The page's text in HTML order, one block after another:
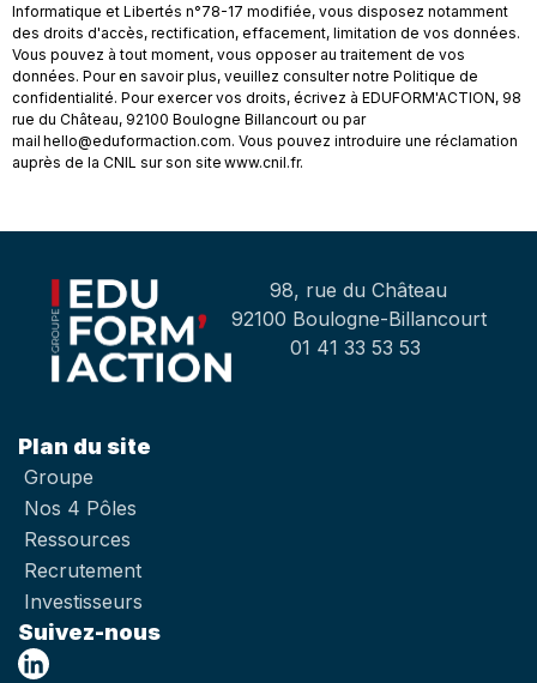
Informatique et Libertés n°78-17 modifiée, vous disposez notamment
des droits d'accès, rectification, effacement, limitation de vos données.
Vous pouvez à tout moment, vous opposer au traitement de vos
données. Pour en savoir plus, veuillez consulter notre Politique de
confidentialité. Pour exercer vos droits, écrivez à EDUFORM'ACTION, 98
rue du Château, 92100 Boulogne Billancourt ou par
mail hello@eduformaction.com. Vous pouvez introduire une réclamation
auprès de la CNIL sur son site www.cnil.fr.
98, rue du Château
92100 Boulogne-Billancourt
01 41 33 53 53
Plan du site
Groupe
Nos 4 Pôles
Ressources
Recrutement
Investisseurs
Suivez-nous